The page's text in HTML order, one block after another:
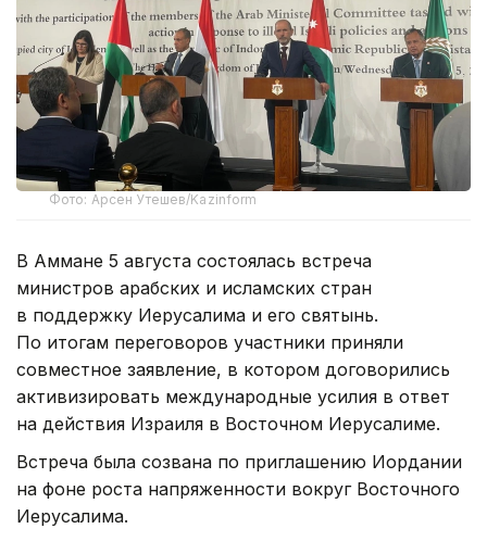
Фото: Арсен Утешев/Kazinform
В Аммане 5 августа состоялась встреча
министров арабских и исламских стран
в поддержку Иерусалима и его святынь.
По итогам переговоров участники приняли
совместное заявление, в котором договорились
активизировать международные усилия в ответ
на действия Израиля в Восточном Иерусалиме.
Встреча была созвана по приглашению Иордании
на фоне роста напряженности вокруг Восточного
Иерусалима.